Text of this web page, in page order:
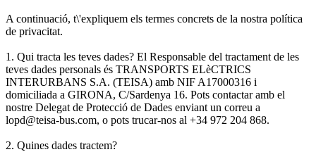
A continuació, t\'expliquem els termes concrets de la nostra política
de privacitat.
1. Qui tracta les teves dades? El Responsable del tractament de les
teves dades personals és TRANSPORTS ELèCTRICS
INTERURBANS S.A. (TEISA) amb NIF A17000316 i
domiciliada a GIRONA, C/Sardenya 16. Pots contactar amb el
nostre Delegat de Protecció de Dades enviant un correu a
lopd@teisa-bus.com, o pots trucar-nos al +34 972 204 868.
2. Quines dades tractem?